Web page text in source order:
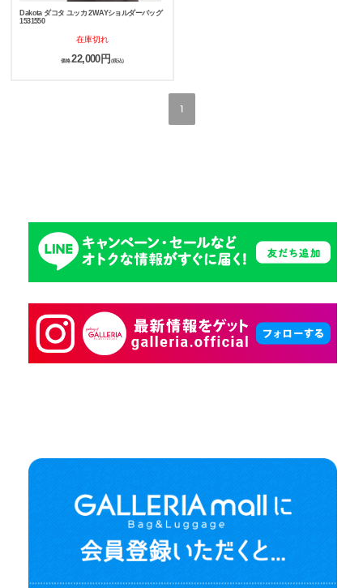
Dakota ダコタ ユッカ 2WAYショルダーバッグ
1531550
在庫切れ
価格 22,000円 (税込)
1